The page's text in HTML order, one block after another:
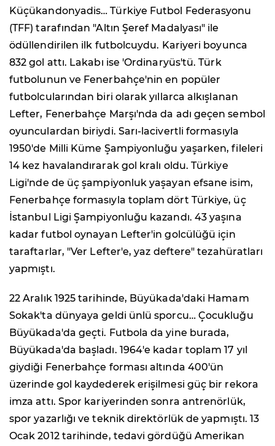
Küçükandonyadis… Türkiye Futbol Federasyonu
(TFF) tarafından "Altın Şeref Madalyası" ile
ödüllendirilen ilk futbolcuydu. Kariyeri boyunca
832 gol attı. Lakabı ise 'Ordinaryüs'tü. Türk
futbolunun ve Fenerbahçe'nin en popüler
futbolcularından biri olarak yıllarca alkışlanan
Lefter, Fenerbahçe Marşı'nda da adı geçen sembol
oyunculardan biriydi. Sarı-lacivertli formasıyla
1950'de Milli Küme Şampiyonluğu yaşarken, fileleri
14 kez havalandırarak gol kralı oldu. Türkiye
Ligi'nde de üç şampiyonluk yaşayan efsane isim,
Fenerbahçe formasıyla toplam dört Türkiye, üç
İstanbul Ligi Şampiyonluğu kazandı. 43 yaşına
kadar futbol oynayan Lefter'in golcülüğü için
taraftarlar, "Ver Lefter'e, yaz deftere" tezahüratları
yapmıştı.
22 Aralık 1925 tarihinde, Büyükada'daki Hamam
Sokak'ta dünyaya geldi ünlü sporcu… Çocukluğu
Büyükada'da geçti. Futbola da yine burada,
Büyükada'da başladı. 1964'e kadar toplam 17 yıl
giydiği Fenerbahçe forması altında 400'ün
üzerinde gol kaydederek erişilmesi güç bir rekora
imza attı. Spor kariyerinden sonra antrenörlük,
spor yazarlığı ve teknik direktörlük de yapmıştı. 13
Ocak 2012 tarihinde, tedavi gördüğü Amerikan